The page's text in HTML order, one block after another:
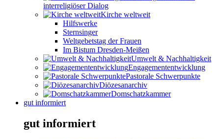
interreligiöser Dialog
Kirche weltweit
Hilfswerke
Sternsinger
Weltgebetstag der Frauen
Im Bistum Dresden-Meißen
Umwelt & Nachhaltigkeit
Engagemententwicklung
Pastorale Schwerpunkte
Diözesanarchiv
Domschatzkammer
gut informiert
gut informiert